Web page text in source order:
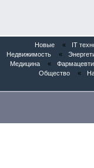
Новые « IT
Недвижимость
«
Медицина
«
Общество
«